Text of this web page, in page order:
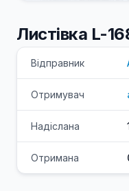
Листівка L-
Відправник
Отримувач
Надіслана
Отримана